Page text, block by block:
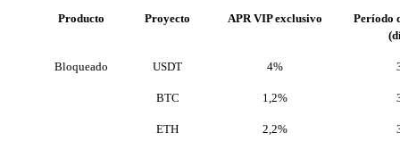
Producto Proyecto APR VIP exclusivo
Período
Bloqueado USDT 4%
BTC 1,2%
ETH 2,2%